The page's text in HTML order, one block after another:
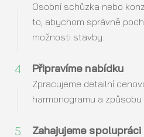
Osobní schůzka nebo
to, abychom správně
možnosti stavby.
4 Připravíme nabídku
Zpracujeme detailní
harmonogramu a způsobu
5 Zahajujeme spolupráci